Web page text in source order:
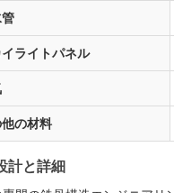
ライトパネル
の材料
計と詳細